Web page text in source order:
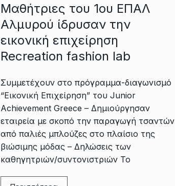
Μαθήτριες του 1ου ΕΠΑΛ
Αλμυρού ίδρυσαν την
εικονική επιχείρηση
Recreation fashion lab
Συμμετέχουν στο πρόγραμμα-διαγωνισμό
“Εικονική Επιχείρηση” του Junior
Achievement Greece – Δημιούργησαν
εταιρεία με σκοπό την παραγωγή τσαντών
από παλιές μπλούζες στο πλαίσιο της
βιώσιμης μόδας – Δηλώσεις των
καθηγητριών/συντονιστριών To